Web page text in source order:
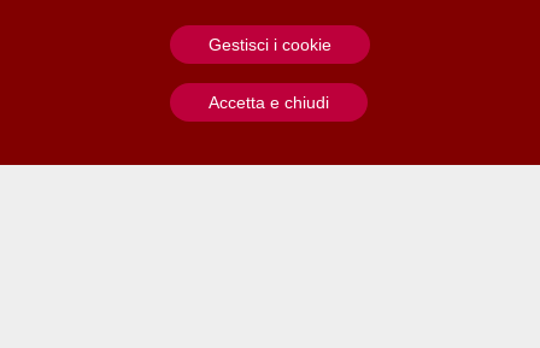
Gestisci i cookie
Accetta e chiudi